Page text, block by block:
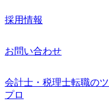
採用情報
お問い合わせ
会計士・税理士転職の
プロ